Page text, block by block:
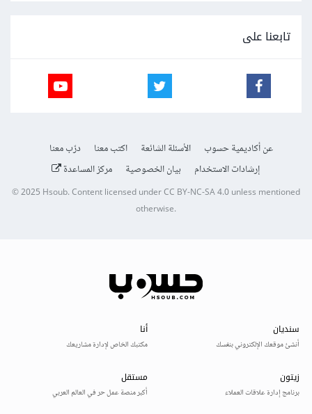
تابعنا على
عن أكاديمية حسوب الأسئلة الشائعة اكتب معنا
درّب معنا
إرشادات الاستخدام
بيان الخصوصية مركز المساعدة
© 2025Hsoub.Content licensed underCC BY-NC-SA 4.0unless mentioned
otherwise.